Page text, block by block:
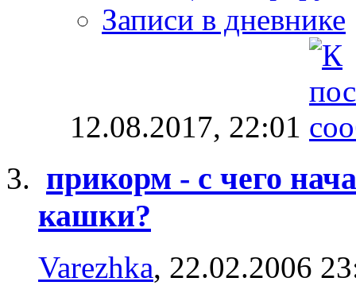
Записи в дневнике
12.08.2017, 22:01
прикорм - с чего
кашки?
Varezhka, 22.02.2006